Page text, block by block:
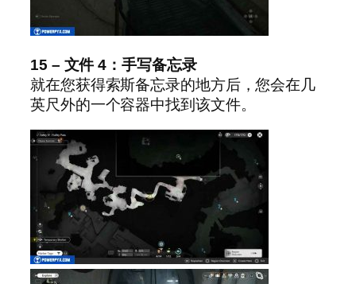
15 – 文件 4：手写备忘录
就在您获得索斯备忘录的地方后，您会在几
英尺外的一个容器中找到该文件。